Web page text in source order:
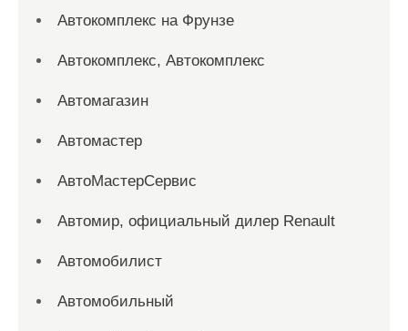
Автокомплекс на Фрунзе
Автокомплекс, Автокомплекс
Автомагазин
Автомастер
АвтоМастерСервис
Автомир, официальный дилер Renault
Автомобилист
Автомобильный